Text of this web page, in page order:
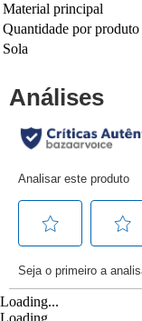
Material principal
Quantidade por produto
Sola
Loading...
Loading...